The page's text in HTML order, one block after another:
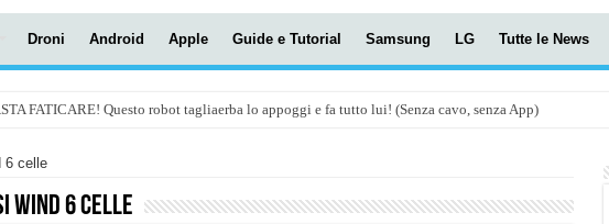
Droni Android Apple Guide e Tutorial Samsung LG Tutte le News
FATICARE! Questo robot tagliaerba lo appoggi e fa tutto lui! (Senza cavo, senza App)
70mai A810 Lite: Piccola, 4K e molto efficace. Ecco come va in strada
6 celle
wind 6 celle